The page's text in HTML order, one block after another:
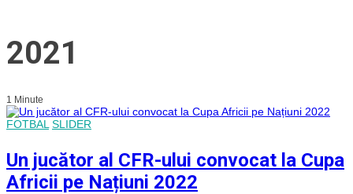
2021
1 Minute
FOTBAL SLIDER
Un jucător al CFR-ului convocat la Cupa
Africii pe Națiuni 2022